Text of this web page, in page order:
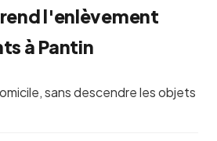
l'enlèvement
à Pantin
sans descendre les objets